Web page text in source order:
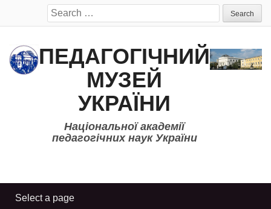
Search
for:
ПЕДАГОГІЧНИЙ
МУЗЕЙ
УКРАЇНИ
Національної академії
педагогічних наук України